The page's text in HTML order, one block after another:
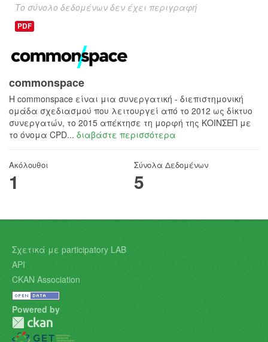
Το σύνολο δεδομένων δεν έχει περιγραφή
PDF
commonspace
H commonspace είναι μια συνεργατική - διεπιστημονική
ομάδα σχεδιασμού που λειτουργεί από το 2012 ως δίκτυο
συνεργατών, το 2015 απέκτησε τη μορφή της ΚΟΙΝΣΕΠ με
το όνομα CPD... διαβάστε περισσότερα
Ακόλουθοι
1
Σύνολα Δεδομένων
5
Σχετικά με participatory LAB
API
CKAN Association
Powered by